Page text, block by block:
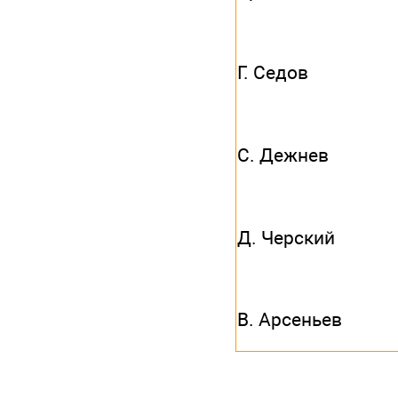
Г. Седов
С. Дежнев
Д. Черский
В. Арсеньев